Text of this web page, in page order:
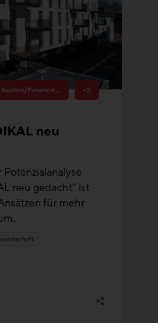
Kosten/Finanzierung +2
neu
neu gedacht“ ist
für mehr